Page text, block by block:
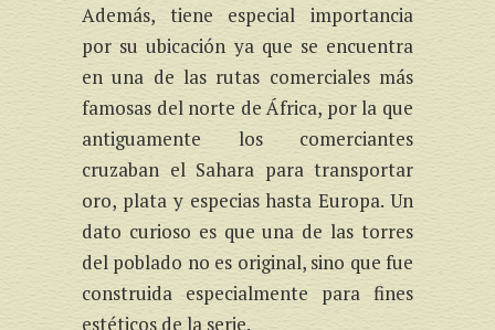
Además, tiene especial importancia
por su ubicación ya que se encuentra
en una de las rutas comerciales más
famosas del norte de África, por la que
antiguamente los comerciantes
cruzaban el Sahara para transportar
oro, plata y especias hasta Europa. Un
dato curioso es que una de las torres
del poblado no es original, sino que fue
construida especialmente para fines
estéticos de la serie.